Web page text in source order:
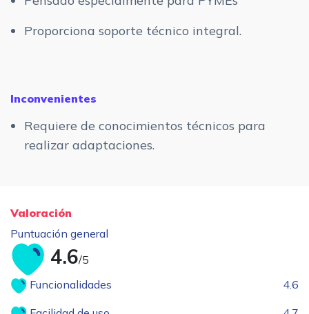
Proporciona soporte técnico integral.
Inconvenientes
Requiere de conocimientos técnicos para
realizar adaptaciones.
Valoración
Puntuación general
4.6/5
Funcionalidades
4.6